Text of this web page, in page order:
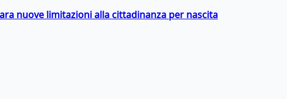
nuove limitazioni alla cittadinanza per nascita